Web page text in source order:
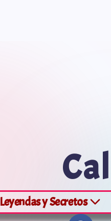
Leyendas y Secretos